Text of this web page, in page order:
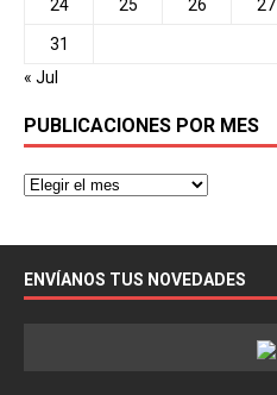
24 25 26 27
31
« Jul
PUBLICACIONES POR MES
ENVÍANOS TUS NOVEDADES